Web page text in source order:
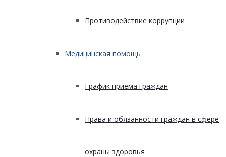
Противодействие коррупции
Медицинская помощь
График приема граждан
Права и обязанности граждан в сфере
охраны здоровья